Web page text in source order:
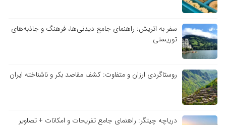
سفر به اتریش: راهنمای جامع دیدنی‌ها، فرهنگ و جاذبه‌های
توریستی
روستاگردی ارزان و متفاوت: کشف مقاصد بکر و ناشناخته ایران
دریاچه چیتگر: راهنمای جامع تفریحات و امکانات + تصاویر